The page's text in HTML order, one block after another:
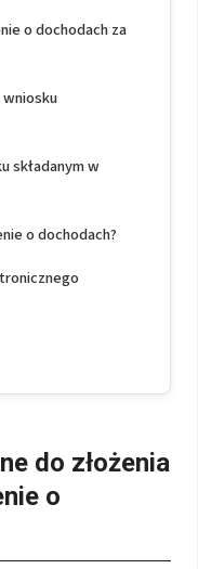
o dochodach za
wniosku
składanym w
o dochodach?
do złożenia
o